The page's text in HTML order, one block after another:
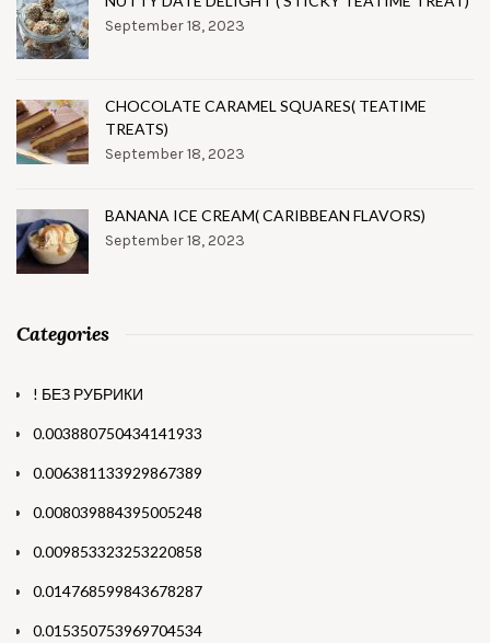
September 18, 2023
CHOCOLATE CARAMEL SQUARES( TEATIME
TREATS)
September 18, 2023
BANANA ICE CREAM( CARIBBEAN FLAVORS)
September 18, 2023
Categories
! БЕЗ РУБРИКИ
0.003880750434141933
0.006381133929867389
0.008039884395005248
0.009853323253220858
0.014768599843678287
0.015350753969704534